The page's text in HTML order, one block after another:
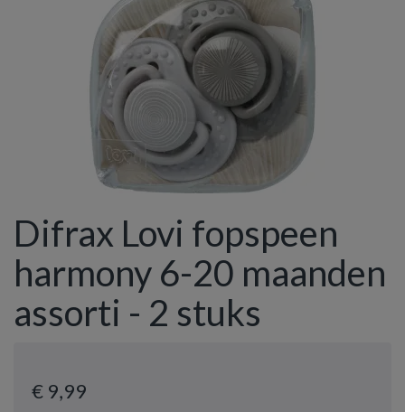
Difrax Lovi fopspeen
harmony 6-20 maanden
assorti - 2 stuks
€ 9,99